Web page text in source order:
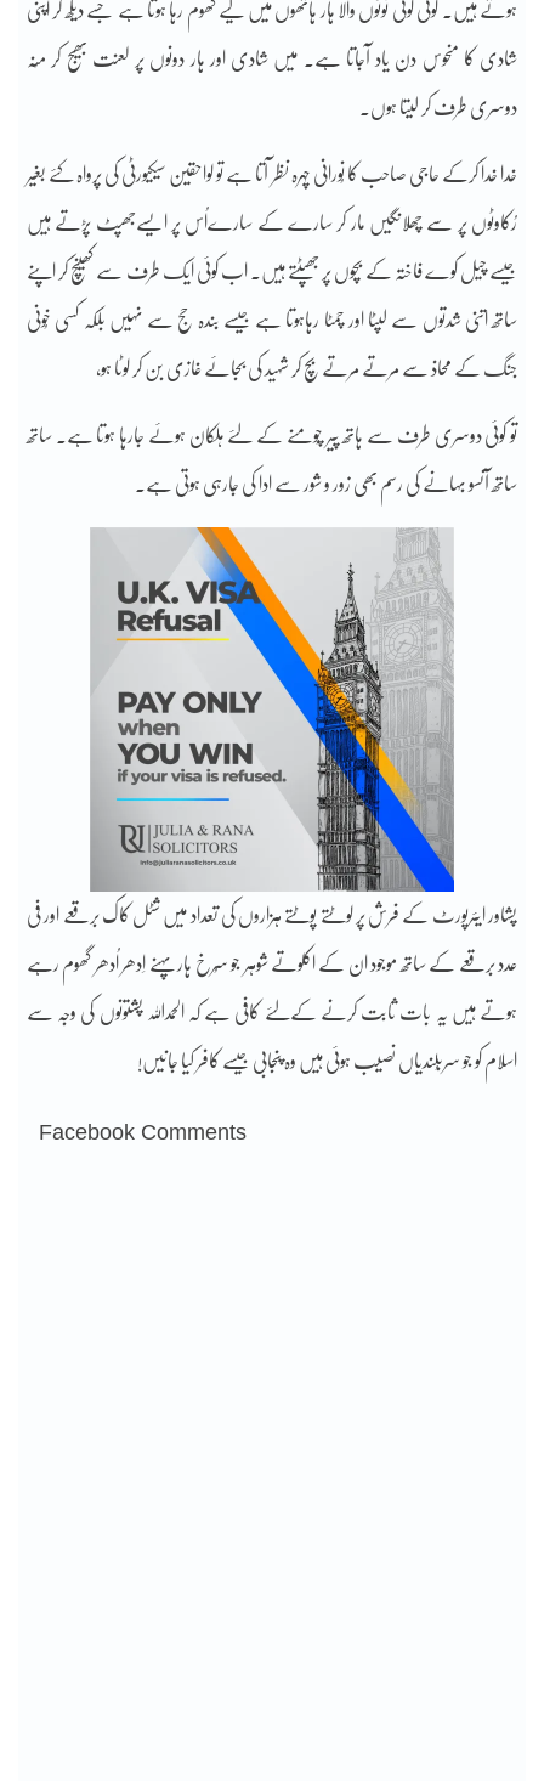
ہوتے ہیں۔ کوئی کوئی نوٹوں والا ہار ہاتھوں میں لیے گھوم رہا ہوتا ہے جسے دیکھ کر اپنی
شادی کا منحوس دن یاد آجاتا ہے۔ میں شادی اور ہار دونوں پر لعنت بھیج کر مُنہ
دوسری طرف کر لیتا ہوں۔
خدا خدا کرکے حاجی صاحب کا نُورانی چہرہ نظر آتا ہے تو لواحقین سیکیورٹی کی پرواہ کئے بغیر
رُکاوٹوں پر سے چھلانگیں مار کر سارے کے سارےاُس پر ایسےجھپٹ پڑتے ہیں
جیسے چیل کوے فاختہ کے بچوں پر جھپٹتے ہیں۔ اب کوئی ایک طرف سے کھینچ کر اپنے
ساتھ اتنی شدتوں سے لپٹا اور چمٹا رہاہوتا ہے جیسے بندہ حج سے نہیں بلکہ کسی خُونی
جنگ کے محاذ سے مرتے مرتے بچ کر شہید کی بجائے غازی بن کر لوٹا ہو،
تو کوئی دوسری طرف سے ہاتھ پیر چُومنے کے لئے ہلکان ہوئے جارہا ہوتا ہے۔ ساتھ
ساتھ آنسو بہانے کی رسم بھی زور و شور سے ادا کی جارہی ہوتی ہے۔
پشاور ایئرپورٹ کے فرش پر لوٹتے پوٹتے ہزاروں کی تعداد میں شٹل کاک برقعے اور فی
عدد برقعے کے ساتھ موجود ان کے اکلوتے شوہر جو سُرخ ہار پہنے اِدھر اُدھر گھوم رہے
ہوتے ہیں یہ بات ثابت کرنے کےلئے کافی ہے کہ الحمداللہ پشتونوں کی وجہ سے
اسلام کو جو سربُلندیاں نصیب ہوئی ہیں وہ پنجابی جیسے کافر کیا جانیں!
Facebook Comments